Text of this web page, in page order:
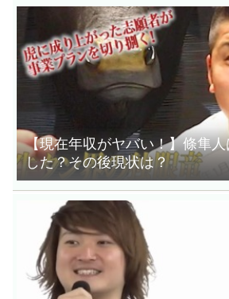
【現在年収がヤバい！】條隼
した？その後現状は？